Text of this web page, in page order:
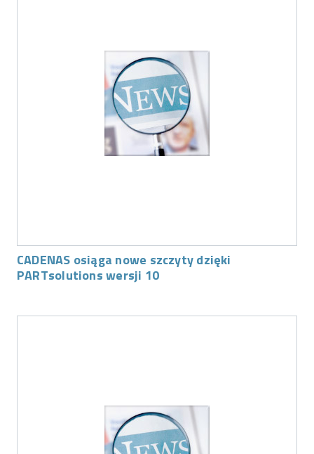
CADENAS osiąga nowe szczyty dzięki
PARTsolutions wersji 10